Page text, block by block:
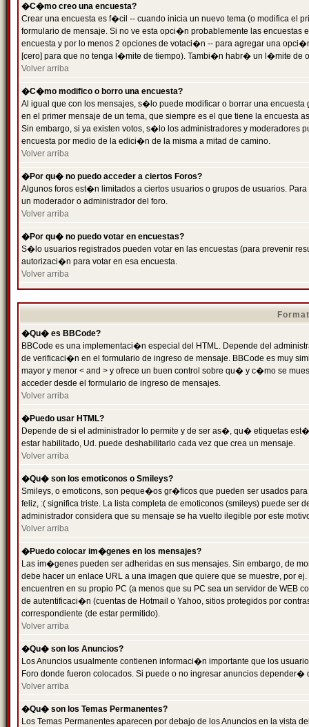
�C�mo creo una encuesta?
Crear una encuesta es f�cil -- cuando inicia un nuevo tema (o modifica el
formulario de mensaje. Si no ve esta opci�n probablemente las
encuesta y por lo menos 2 opciones de votaci�n -- para agregar una
[cero] para que no tenga l�mite de tiempo). Tambi�n habr� un l�mite de
Volver arriba
�C�mo modifico o borro una encuesta?
Al igual que con los mensajes, s�lo puede modificar o borrar una
en el primer mensaje de un tema, que siempre es el que tiene la encuesta
Sin embargo, si ya existen votos, s�lo los administradores y moderadores
encuesta por medio de la edici�n de la misma a mitad de camino.
Volver arriba
�Por qu� no puedo acceder a ciertos Foros?
Algunos foros est�n limitados a ciertos usuarios o grupos de usuarios.
un moderador o administrador del foro.
Volver arriba
�Por qu� no puedo votar en encuestas?
S�lo usuarios registrados pueden votar en las encuestas (para prevenir
autorizaci�n para votar en esa encuesta.
Volver arriba
�Qu� es BBCode?
BBCode es una implementaci�n especial del HTML. Depende del
de verificaci�n en el formulario de ingreso de mensaje. BBCode es muy
mayor y menor < and > y ofrece un buen control sobre qu� y c�mo se
acceder desde el formulario de ingreso de mensajes.
Volver arriba
�Puedo usar HTML?
Depende de si el administrador lo permite y de ser as�, qu� etiquetas
estar habilitado, Ud. puede deshabilitarlo cada vez que crea un mensaje.
Volver arriba
�Qu� son los emoticonos o Smileys?
Smileys, o emoticons, son peque�os gr�ficos que pueden ser usados
feliz, :( significa triste. La lista completa de emoticonos (smileys) puede
administrador considera que su mensaje se ha vuelto ilegible por este
Volver arriba
�Puedo colocar im�genes en los mensajes?
Las im�genes pueden ser adheridas en sus mensajes. Sin embargo, de
debe hacer un enlace URL a una imagen que quiere que se muestre, por
encuentren en su propio PC (a menos que su PC sea un servidor de
de autentificaci�n (cuentas de Hotmail o Yahoo, sitios protegidos por
correspondiente (de estar permitido).
Volver arriba
�Qu� son los Anuncios?
Los Anuncios usualmente contienen informaci�n importante que los
Foro donde fueron colocados. Si puede o no ingresar anuncios
Volver arriba
�Qu� son los Temas Permanentes?
Los Temas Permanentes aparecen por debajo de los Anuncios en la